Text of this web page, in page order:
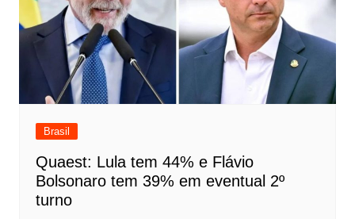
Brasil
Quaest: Lula tem 44% e Flávio
Bolsonaro tem 39% em eventual 2º
turno